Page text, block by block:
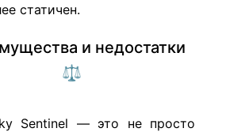
статичен.
и недостатки
⚖️
Sentinel — это не просто